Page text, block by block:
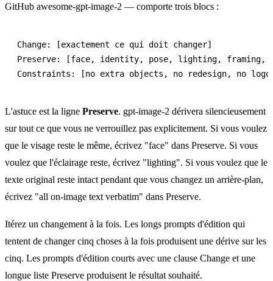
GitHub awesome-gpt-image-2 — comporte trois blocs :
Change: [exactement ce qui doit changer]
Preserve: [face, identity, pose, lighting, framing,
L'astuce est la ligne Preserve. gpt-image-2 dérivera silencieusement
sur tout ce que vous ne verrouillez pas explicitement. Si vous voulez
que le visage reste le même, écrivez "face" dans Preserve. Si vous
voulez que l'éclairage reste, écrivez "lighting". Si vous voulez que le
texte original reste intact pendant que vous changez un arrière-plan,
écrivez "all on-image text verbatim" dans Preserve.
Itérez un changement à la fois. Les longs prompts d'édition qui
tentent de changer cinq choses à la fois produisent une dérive sur les
cinq. Les prompts d'édition courts avec une clause Change et une
longue liste Preserve produisent le résultat souhaité.